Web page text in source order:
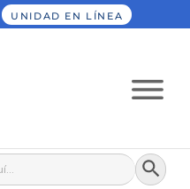
UNIDAD EN LÍNEA
Botón